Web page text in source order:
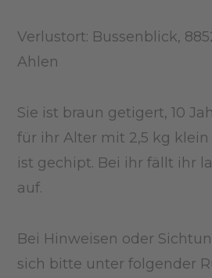
Verlustort: Bussenblick,
Ahlen
Sie ist braun getigert, 10
für ihr Alter mit 2,5 kg
ist gechipt. Bei ihr fällt ihr
auf.
Bei Hinweisen oder
sich bitte unter folgender